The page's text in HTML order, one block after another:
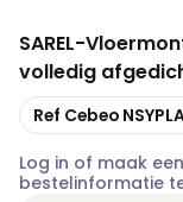
SAREL-
volledig
Kopiëren
Ref Cebeo
Log in of maak
bestelinformatie